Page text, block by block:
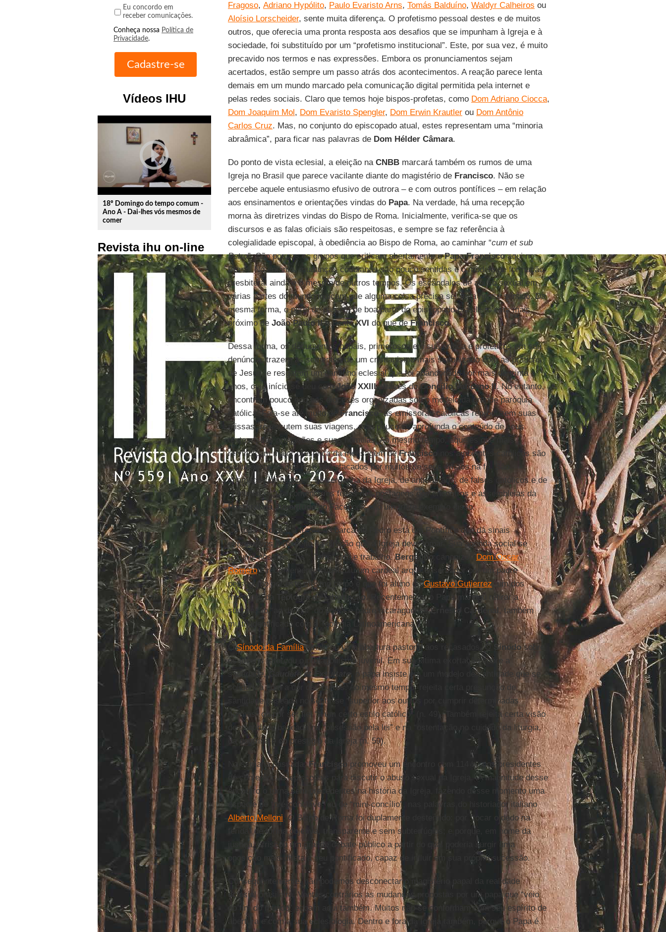
Eu concordo em
receber comunicações.
Conheça nossa Política de
Privacidade.
Vídeos IHU
play_circle_outline
18º Domingo do tempo comum -
Ano A - Dai-lhes vós mesmos de
comer
Revista ihu on-line
Fragoso, Adriano Hypólito, Paulo Evaristo Arns, Tomás Balduíno, Waldyr Calheiros ou
Aloísio Lorscheider, sente muita diferença. O profetismo pessoal destes e de muitos
outros, que oferecia uma pronta resposta aos desafios que se impunham à Igreja e à
sociedade, foi substituído por um “profetismo institucional”. Este, por sua vez, é muito
precavido nos termos e nas expressões. Embora os pronunciamentos sejam
acertados, estão sempre um passo atrás dos acontecimentos. A reação parece lenta
demais em um mundo marcado pela comunicação digital permitida pela internet e
pelas redes sociais. Claro que temos hoje bispos-profetas, como Dom Adriano Ciocca,
Dom Joaquim Mol, Dom Evaristo Spengler, Dom Erwin Krautlerou Dom Antônio
Carlos Cruz. Mas, no conjunto do episcopado atual, estes representam uma “minoria
abraâmica”, para ficar nas palavras de Dom Hélder Câmara.
Do ponto de vista eclesial, a eleição na CNBBmarcará também os rumos de uma
Igreja no Brasil que parece vacilante diante do magistério de Francisco. Não se
percebe aquele entusiasmo efusivo de outrora – e com outros pontífices – em relação
aos ensinamentos e orientações vindas do Papa. Na verdade, há uma recepção
morna às diretrizes vindas do Bispo de Roma. Inicialmente, verifica-se que os
discursos e as falas oficiais são respeitosas, e sempre se faz referência à
colegialidade episcopal, à obediência ao Bispo de Roma, ao caminhar “cum et sub
Petro”. São poucos os grupos que criticam abertamente oPapa Franciscoaqui no
Brasil. No entanto, mudanças cotidianas são pouco sentidas e o modelo de formação
presbiteral ainda é o mesmo de outros tempos. Os escândalos de abuso sexual em
várias partes do mundo indicam que alguma coisa precisa ser feita nesse sentido. Da
mesma forma, o perfil de parcela de boa parte do episcopado brasileiro está mais
próximo de João Paulo IIe BentoXVI do que deFrancisco.
Dessa forma, os documentos papais, primorosos em sua crítica e proféticos em sua
denúncia, trazem as sementes de um cristianismo mais sintonizado com as práticas
de Jesus, e resgatam um caminho eclesial que foi abandonado por mais de trinta
anos, cujo início se deu comJoão XXIIIatravés doConcílio Vaticano II. No entanto,
encontram pouco eco nas dioceses organizadas sob o modelo da grande paróquia
católica. Fala-se até muito deFrancisco , as emissoras católicas reproduzem suas
missas, repercutem suas viagens, mas pouco se aprofunda o conteúdo de seus
textos, suas pregações e suas homilias. Ao mesmo tempo, aqueles que mais
reivindicam maior presença da mensagem deFrancisco
nos ambientes católicos são
exatamente os que hoje são atacados por muitos de seus irmãos na fé. São
chamados de hereges, de vergonha da Igreja, de anticristãos, de falsos católicos e de
comunistas. Os comentários feitos nas postagens dos encontros e assembleias da
Pastoral da Juventudeno Facebook são um triste exemplo disso.
De toda a forma, à frente da barca de Pedro está um Pontífice que dá sinais
expressivos a respeito da direção que a Igreja deve tomar. Sua agenda social se
resume nos três “T’s”: Terra, teto e trabalho.Bergoglio canonizou Dom Oscar
Romeroe recentemente substituiu um cardeal arquiconservador por um padre
perseguido por este mesmo bispo e que foi aluno deGustavo Gutierrez , um dos
mentores da
Teologia da Libertação. Recentemente, o Papa mandou retirar a
suspensão “ad divinis” do poeta e padre nicaraguenseErnesto Cardenal , também
muito identificado com a Teologia Latinoamericana.
OSínodo da Família sinalizou uma abertura pastoral aos recasados. O Sínodosobre
os jovens reforçou o protagonismo juvenil. Em sua última exortação sobre a
santidade,Gaudete et Exsultate, o papa insiste em um modelo de santidade que se
solidariza com a dor dos outros. Ao mesmo tempo, rejeita certa presunção de
santidade baseada no sentir-se “superior aos outros por cumprir determinadas
normas” ou por ser fiel “a um certo estilo católico” (n. 49). Também rejeita certa visão
de santidade baseada na “obsessão pela lei” e na “ostentação no cuidado da liturgia,
da doutrina e do prestígio da Igreja (n. 59).
Na semana passada,Francisco
promoveu um encontro com 114 bispos presidentes
de conferências episcopais para discutir o abuso sexual na Igreja. A magnitude desse
encontro o torna sem precedentes na história da Igreja, fazendo desse momento uma
espécie de “pré-conclave” ou de “mini-concílio”, nas palavras do historiador italiano
Alberto Melloni . O Bispo de Roma foi duplamente destemido: por “tocar o dedo na
ferida” de forma objetiva, transparente e sem subterfúgios; e porque, em nome da
justiça, arriscou um grande debate público a partir do qual poderia surgir uma
oposição mais direta a seu pontificado, capaz de influir em sua própria sucessão.
Consequentemente, não podemos desconectar o magistério papal da realidade
eclesial brasileira. Ventos contrários as mudanças propostas por um papa que “veio
do fim do mundo” ecoam aqui também. Muitos não se conformam com seu espírito de
abertura e com a sua eclesiologia. Dentro e fora da Igreja também, porque o Papa é